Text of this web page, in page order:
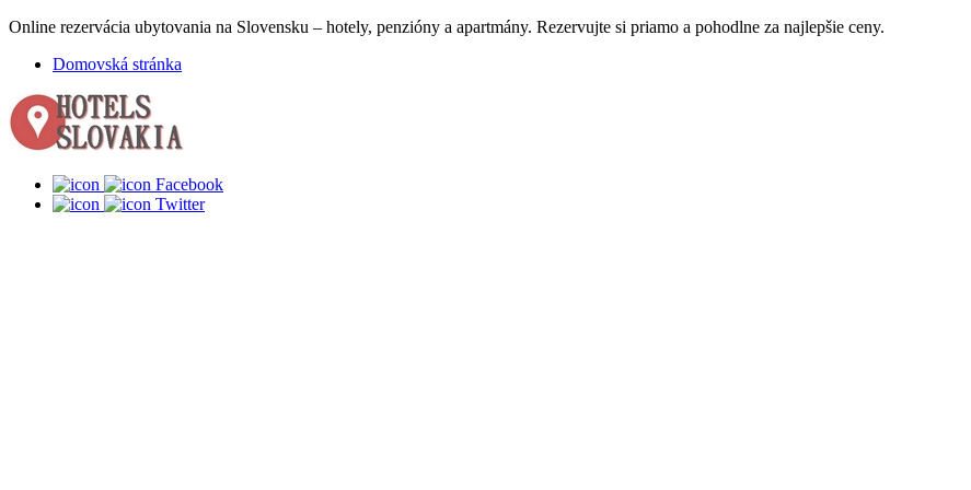
Online rezervácia ubytovania na Slovensku – hotely, penzióny a apartmány. Rezervujte si priamo a pohodlne za najlepšie ceny.
Domovská stránka
Facebook
Twitter